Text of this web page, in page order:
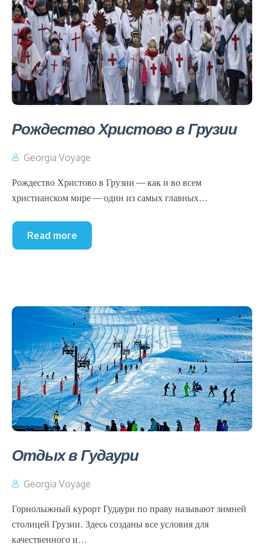
Рождество Христово в Грузии
Georgia Voyage
Рождество Христово в Грузии — как и во всем
христианском мире — один из самых главных...
Read more
Отдых в Гудаури
Georgia Voyage
Горнолыжный курорт Гудаури по праву называют зимней
столицей Грузии. Здесь созданы все условия для
качественного и...